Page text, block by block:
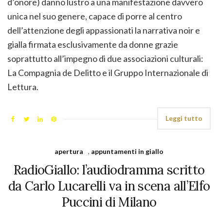
unica nel suo genere, capace di porre al centro
dell’attenzione degli appassionati la narrativa noir e
gialla firmata esclusivamente da donne grazie
soprattutto all’impegno di due associazioni culturali:
La Compagnia de Delitto e il Gruppo Internazionale di
Lettura.
Leggi tutto
apertura , appuntamenti in giallo
RadioGiallo: l’audiodramma scritto
da Carlo Lucarelli va in scena all’Elfo
Puccini di Milano